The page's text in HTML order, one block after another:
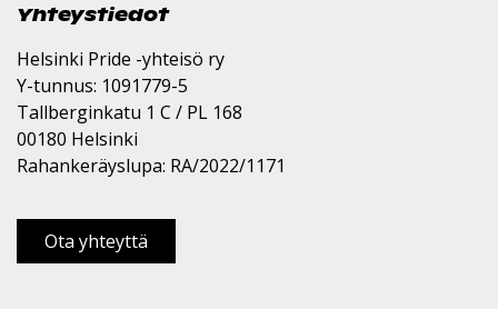
Yhteystiedot
Helsinki Pride -yhteisö ry
Y-tunnus: 1091779-5
Tallberginkatu 1 C / PL 168
00180 Helsinki
Rahankeräyslupa: RA/2022/1171
Ota yhteyttä